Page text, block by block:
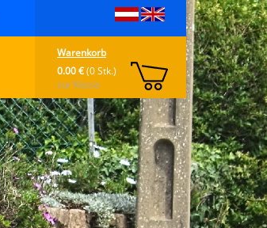
Warenkorb
0.00 €(0 Stk.)
zur Kassa